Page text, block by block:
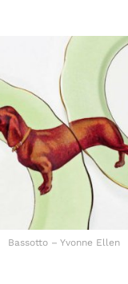
Bassotto – Yvonne Ellen